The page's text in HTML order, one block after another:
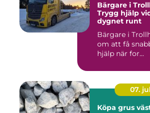
Bärgare i
Trygg hjälp
dygnet runt
Bärgare i
om att få
hjälp när for...
07. jul
Köpa grus